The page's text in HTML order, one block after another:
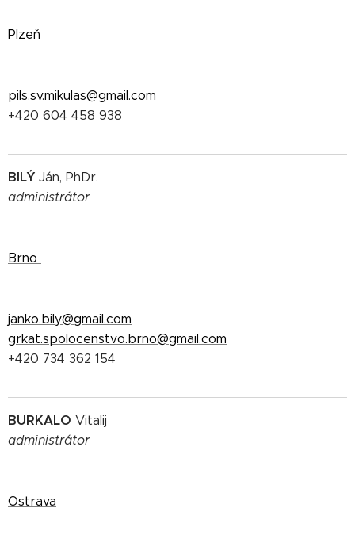
Plzeň
pils.sv.mikulas@gmail.com
+420 604 458 938
BILÝ Ján, PhDr.
administrátor
Brno
janko.bily@gmail.com
grkat.spolocenstvo.brno@gmail.com
+420 734 362 154
BURKALO Vitalij
administrátor
Ostrava